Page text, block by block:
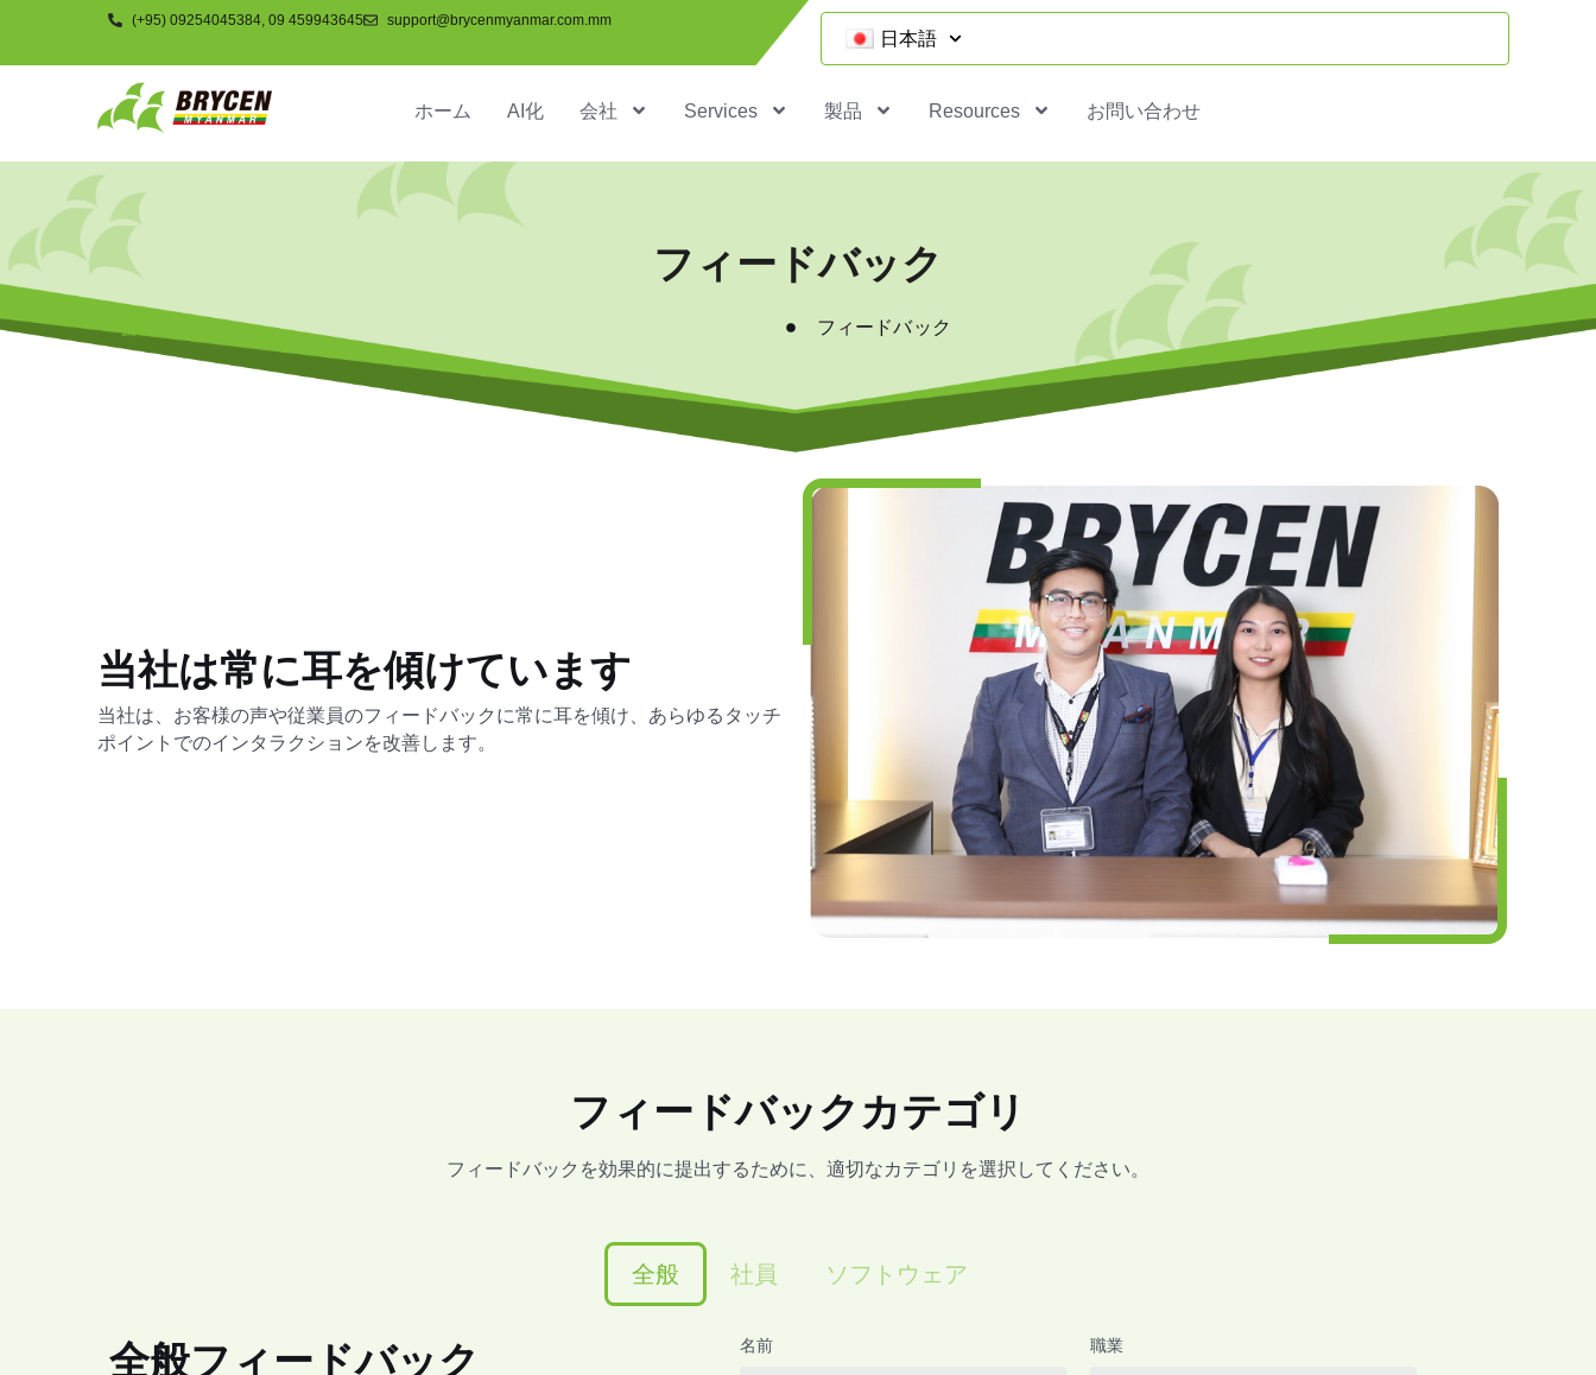
(+95) 09254045384, 09 459943645 support@brycenmyanmar.com.mm
日本語
ホーム AI化 会社 Services 製品 Resources お問い合わせ
フィードバック
フィードバック
当社は常に耳を傾けています
当社は、お客様の声や従業員のフィードバックに常に耳を傾け、あらゆるタッチ
ポイントでのインタラクションを改善します。
フィードバックカテゴリ
フィードバックを効果的に提出するために、適切なカテゴリを選択してください。
全般 社員 ソフトウェア
全般フィードバック 名前 職業